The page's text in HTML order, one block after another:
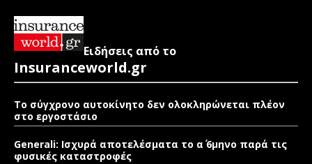
Ειδήσεις από το
Insuranceworld.gr
Το σύγχρονο αυτοκίνητο δεν ολοκληρώνεται πλέον
στο εργοστάσιο
Generali: Ισχυρά αποτελέσματα το α΄ 6μηνο παρά τις
φυσικές καταστροφές